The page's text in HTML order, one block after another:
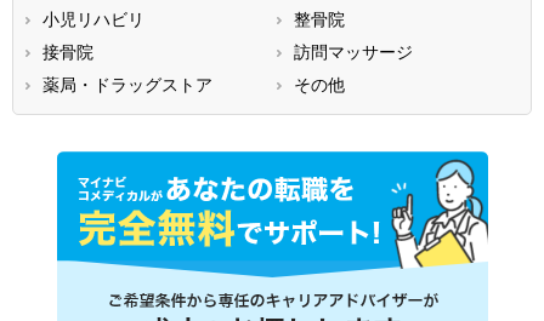
鳥取県
広島県
徳島県
香川県
愛媛県
福岡県
佐賀県
長崎県
熊本県
大分県
宮崎県
鹿児島県
沖縄県
小児リハビリ
整骨院
接骨院
訪問マッサージ
薬局・ドラッグストア
その他